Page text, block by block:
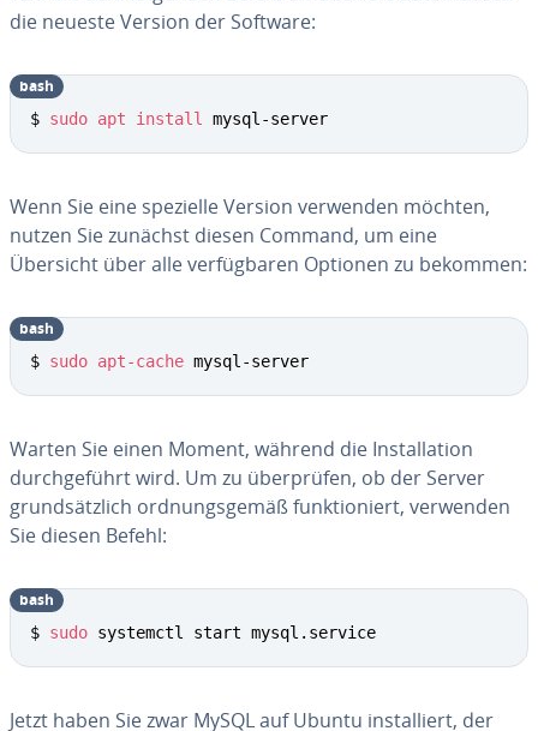
die neueste Version der Software:
$ sudo apt install mysql-server
bash
Wenn Sie eine spezielle Version verwenden möchten,
nutzen Sie zunächst diesen Command, um eine
Übersicht über alle ver­füg­ba­ren Optionen zu bekommen:
$ sudo apt-cache mysql-server
bash
Warten Sie einen Moment, während die In­stal­la­ti­on
durch­ge­führt wird. Um zu über­prü­fen, ob der Server
grund­sätz­lich ord­nungs­ge­mäß funk­tio­niert, verwenden
Sie diesen Befehl:
$ sudo systemctl start mysql.service
bash
Jetzt haben Sie zwar MySQL auf Ubuntu in­stal­liert, der